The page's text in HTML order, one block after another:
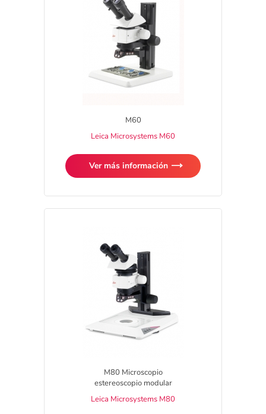
M60
Leica Microsystems M60
Ver más información
M80 Microscopio
estereoscopio modular
Leica Microsystems M80